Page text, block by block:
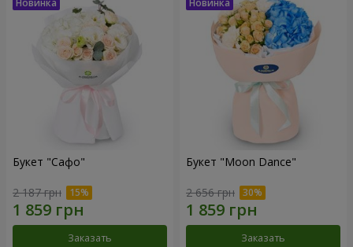
Букет "Сафо"
2 187 грн
Заказать
Букет "Moon Dance"
2 656 грн
Заказать